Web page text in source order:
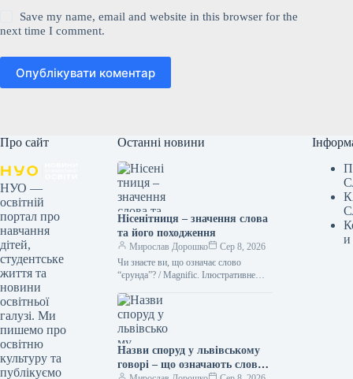
Save my name, email and website in this browser for the
next time I comment.
Опублікувати коментар
Про сайт
НУО —
освітній
портал про
навчання
дітей,
студентське
життя та
новини
освітньої
галузі. Ми
пишемо про
освітню
культуру та
публікуємо
Останні новини
Нісенітниця – значення слова
та його походження
Мирослав Дорошко
Сер 8, 2026
Чи знаєте ви, що означає слово
“єрунда”? / Magnific. Ілюстративне
буває цікавішою за саме його…
Назви споруд у львівському
говорі – що означають слова
и